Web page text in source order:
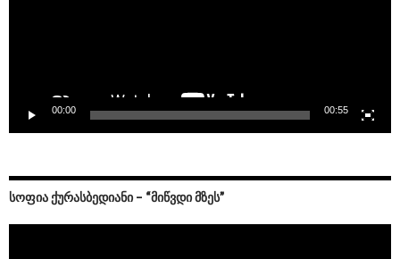
00:00 00:55
ᲡᲝᲤᲘᲐ ᲥᲣᲠᲐᲡᲑᲔᲓᲘᲐᲜᲘ – “ᲛᲘᲬᲕᲓᲘ ᲛᲖᲔᲡ”